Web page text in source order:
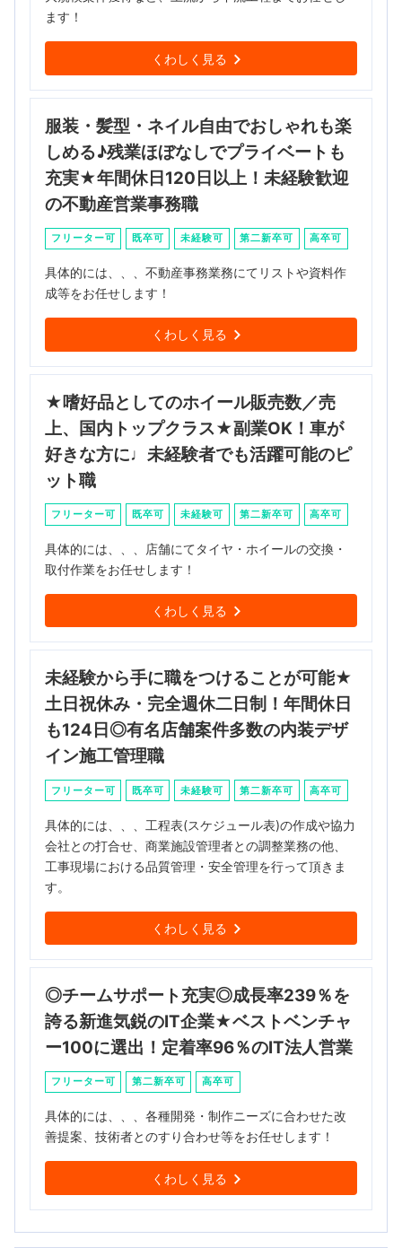
ます！
くわしく見る
服装・髪型・ネイル自由でおしゃれも楽
しめる♪残業ほぼなしでプライベートも
充実★年間休日120日以上！未経験歓迎
の不動産営業事務職
フリーター可 既卒可 未経験可 第二新卒可 高卒可
具体的には、、、不動産事務業務にてリストや資料作
成等をお任せします！
くわしく見る
★嗜好品としてのホイール販売数／売
上、国内トップクラス★副業OK！車が
好きな方に♩未経験者でも活躍可能のピ
ット職
フリーター可 既卒可 未経験可 第二新卒可 高卒可
具体的には、、、店舗にてタイヤ・ホイールの交換・
取付作業をお任せします！
くわしく見る
未経験から手に職をつけることが可能★
土日祝休み・完全週休二日制！年間休日
も124日◎有名店舗案件多数の内装デザ
イン施工管理職
フリーター可 既卒可 未経験可 第二新卒可 高卒可
具体的には、、、工程表(スケジュール表)の作成や協力
会社との打合せ、商業施設管理者との調整業務の他、
工事現場における品質管理・安全管理を行って頂きま
す。
くわしく見る
◎チームサポート充実◎成長率239％を
誇る新進気鋭のIT企業★ベストベンチャ
ー100に選出！定着率96％のIT法人営業
フリーター可 第二新卒可 高卒可
具体的には、、、各種開発・制作ニーズに合わせた改
善提案、技術者とのすり合わせ等をお任せします！
くわしく見る